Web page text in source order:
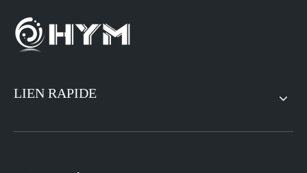
LIEN RAPIDE